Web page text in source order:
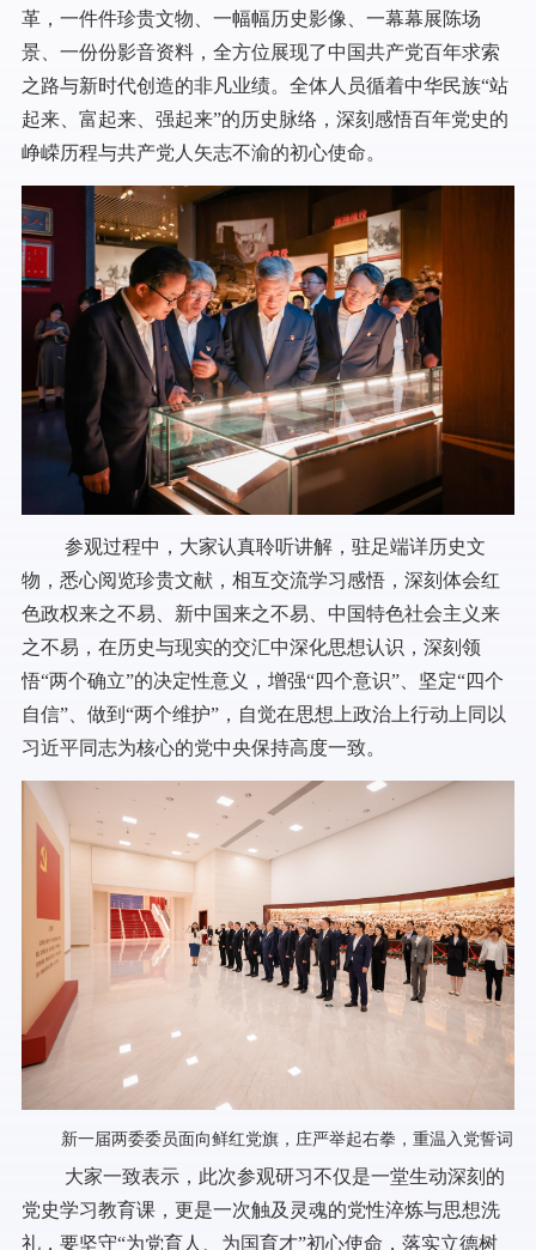
革，一件件珍贵文物、一幅幅历史影像、一幕幕展陈场
景、一份份影音资料，全方位展现了中国共产党百年求索
之路与新时代创造的非凡业绩。全体人员循着中华民族“站
起来、富起来、强起来”的历史脉络，深刻感悟百年党史的
峥嵘历程与共产党人矢志不渝的初心使命。
参观过程中，大家认真聆听讲解，驻足端详历史文
物，悉心阅览珍贵文献，相互交流学习感悟，深刻体会红
色政权来之不易、新中国来之不易、中国特色社会主义来
之不易，在历史与现实的交汇中深化思想认识，深刻领
悟“两个确立”的决定性意义，增强“四个意识”、坚定“四个
自信”、做到“两个维护”，自觉在思想上政治上行动上同以
习近平同志为核心的党中央保持高度一致。
新一届两委委员面向鲜红党旗，庄严举起右拳，重温入党誓词
大家一致表示，此次参观研习不仅是一堂生动深刻的
党史学习教育课，更是一次触及灵魂的党性淬炼与思想洗
礼，要坚守“为党育人、为国育才”初心使命，落实立德树